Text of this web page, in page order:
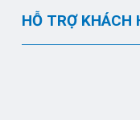
HỖ TRỢ KHÁCH